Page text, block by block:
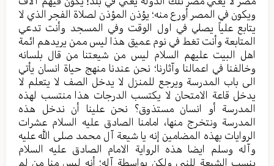
ویکون في المصر أورع منه؛ یؤذن المؤذن لصلاة الفجر الذي لا
یتابع علیاً یصلي في اول الوقت وفي المسجد وأنت تدعي
المتابعة وأنت تغط في نوم عمیق هذا لیس ممن یریدهم ائمة
اهل البیت علیهم السلام لیس من شیعتنا من قال بلسانه
وخالفنا في اعمالنا وآثارنا؛ نحن عندنا منهج حیاة انسان یأتي
الی باب المدرسة ویرجع للمنزل لا یدخل الصف لا یتعلم لا
یدخل قاعة الامتحان لا یکتسب الدرجات هذا منتسب لهذه
المدرسة أو انسان مستذوق؟ نحن علینا أن ندخل هذه
المدرسة ونتخرج منها، امامنا الصادق علیه السلام عشرات
الروایات بهذه المضامین إنه یا شیعة آل محمد صلی الله علیه
وآله وسلم ایضا هذه الروایة الامام الصادق علیه السلام
ینسب الشیعة للنبي ولکن بواسطة آله؛ أنه لیس منا من لم